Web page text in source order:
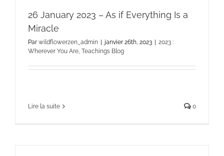
26 January 2023 – As if Everything Is a
Miracle
Par wildflowerzen_admin | janvier 26th, 2023 | 2023 :
Wherever You Are Teachings Blog
Lire la suite 0